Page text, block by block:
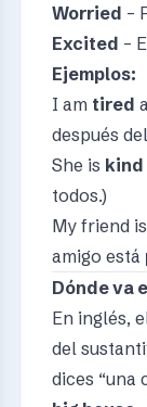
Worried –
Excited –
Ejemplos:
I am tired
después
She is kind
todos.)
My friend is
amigo está
Dónde va
En inglés,
del
dices “una